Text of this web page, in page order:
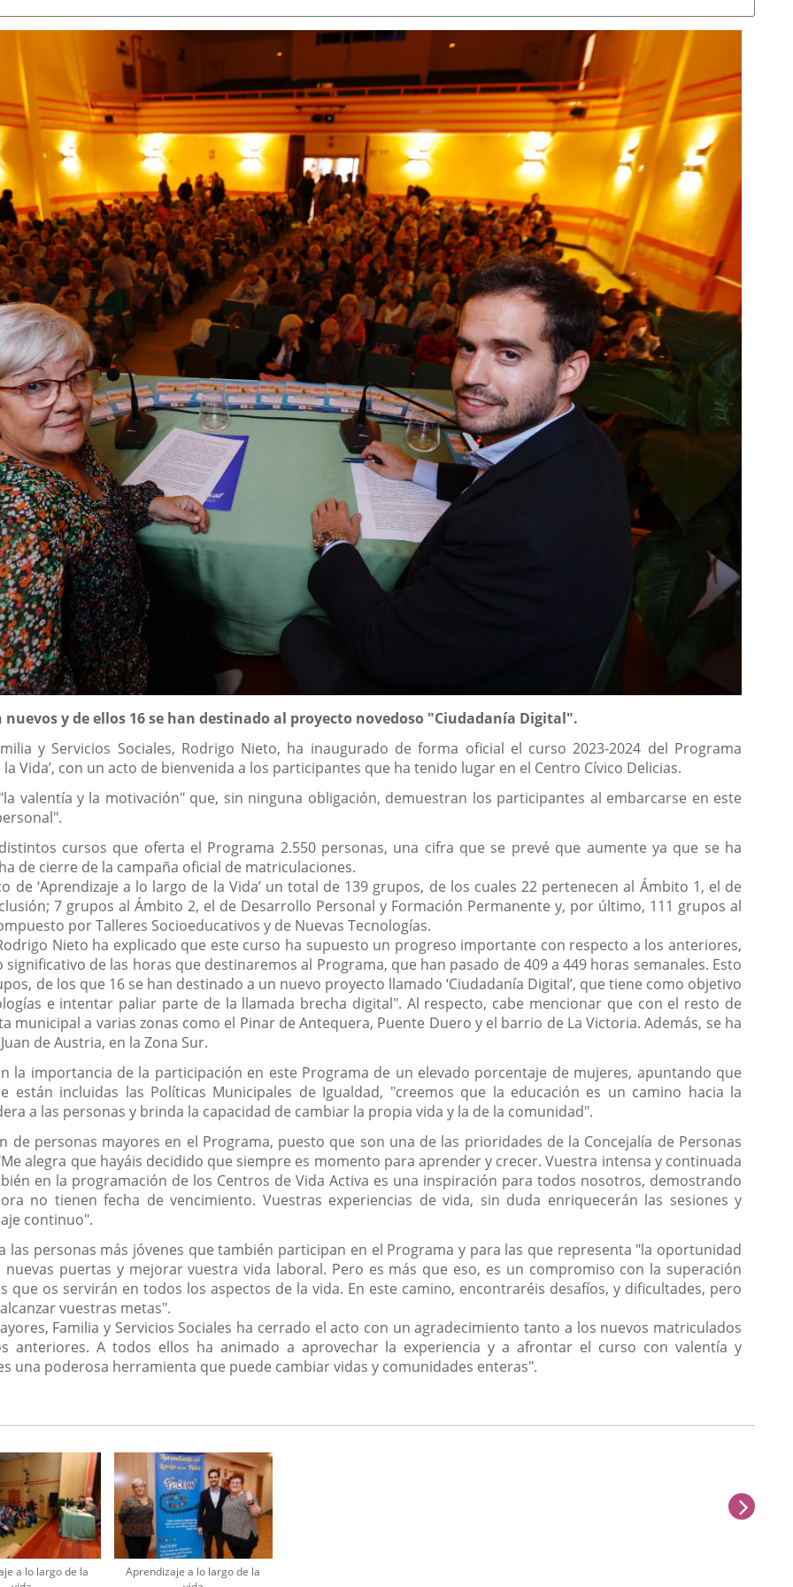
nuevos y de ellos 16 se han destinado al proyecto novedoso "Ciudadanía Digital".
y Servicios Sociales, Rodrigo Nieto, ha inaugurado de forma oficial el curso 2023-2024 del Programa
Vida’, con un acto de bienvenida a los participantes que ha tenido lugar en el Centro Cívico Delicias.
valentía y la motivación" que, sin ninguna obligación, demuestran los participantes al embarcarse en este
cursos que oferta el Programa 2.550 personas, una cifra que se prevé que aumente ya que se ha
de cierre de la campaña oficial de matriculaciones.
de ‘Aprendizaje a lo largo de la Vida’ un total de 139 grupos, de los cuales 22 pertenecen al Ámbito 1, el de
7 grupos al Ámbito 2, el de Desarrollo Personal y Formación Permanente y, por último, 111 grupos al
por Talleres Socioeducativos y de Nuevas Tecnologías.
Nieto ha explicado que este curso ha supuesto un progreso importante con respecto a los anteriores,
de las horas que destinaremos al Programa, que han pasado de 409 a 449 horas semanales. Esto
de los que 16 se han destinado a un nuevo proyecto llamado ‘Ciudadanía Digital’, que tiene como objetivo
e intentar paliar parte de la llamada brecha digital". Al respecto, cabe mencionar que con el resto de
municipal a varias zonas como el Pinar de Antequera, Puente Duero y el barrio de La Victoria. Además, se ha
de Austria, en la Zona Sur.
la importancia de la participación en este Programa de un elevado porcentaje de mujeres, apuntando que
están incluidas las Políticas Municipales de Igualdad, "creemos que la educación es un camino hacia la
a las personas y brinda la capacidad de cambiar la propia vida y la de la comunidad".
de personas mayores en el Programa, puesto que son una de las prioridades de la Concejalía de Personas
alegra que hayáis decidido que siempre es momento para aprender y crecer. Vuestra intensa y continuada
en la programación de los Centros de Vida Activa es una inspiración para todos nosotros, demostrando
no tienen fecha de vencimiento. Vuestras experiencias de vida, sin duda enriquecerán las sesiones y
continuo".
las personas más jóvenes que también participan en el Programa y para las que representa "la oportunidad
puertas y mejorar vuestra vida laboral. Pero es más que eso, es un compromiso con la superación
que os servirán en todos los aspectos de la vida. En este camino, encontraréis desafíos, y dificultades, pero
vuestras metas".
Familia y Servicios Sociales ha cerrado el acto con un agradecimiento tanto a los nuevos matriculados
anteriores. A todos ellos ha animado a aprovechar la experiencia y a afrontar el curso con valentía y
una poderosa herramienta que puede cambiar vidas y comunidades enteras".
a lo largo de la
Aprendizaje a lo largo de la